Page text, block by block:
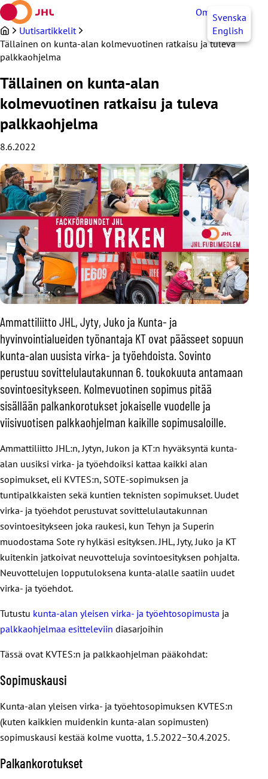
Siirry
sisältöön
OmaJHLSvenska
English
Uutisartikkelit
Tällainen on kunta-alan kolmevuotinen ratkaisu ja tuleva
palkkaohjelma
Tällainen on kunta-alan
kolmevuotinen ratkaisu ja tuleva
palkkaohjelma
8.6.2022
Ammattiliitto JHL, Jyty, Juko ja Kunta- ja
hyvinvointialueiden työnantaja KT ovat päässeet sopuun
kunta-alan uusista virka- ja työehdoista. Sovinto
perustuu sovittelulautakunnan 6. toukokuuta antamaan
sovintoesitykseen. Kolmevuotinen sopimus pitää
sisällään palkankorotukset jokaiselle vuodelle ja
viisivuotisen palkkaohjelman kaikille sopimusaloille.
Ammattiliitto JHL:n, Jytyn, Jukon ja KT:n hyväksyntä kunta-
alan uusiksi virka- ja työehdoiksi kattaa kaikki alan
sopimukset, eli KVTES:n, SOTE-sopimuksen ja
tuntipalkkaisten sekä kuntien teknisten sopimukset. Uudet
virka- ja työehdot perustuvat sovittelulautakunnan
sovintoesitykseen joka raukesi, kun Tehyn ja Superin
muodostama Sote ry hylkäsi esityksen. JHL, Jyty, Juko ja KT
kuitenkin jatkoivat neuvotteluja sovintoesityksen pohjalta.
Neuvottelujen lopputuloksena kunta-alalle saatiin uudet
virka- ja työehdot.
Tutustu kunta-alan yleisen virka- ja työehtosopimusta ja
palkkaohjelmaa esitteleviin diasarjoihin
Tässä ovat KVTES:n ja palkkaohjelman pääkohdat:
Sopimuskausi
Kunta-alan yleisen virka- ja työehtosopimuksen KVTES:n
(kuten kaikkien muidenkin kunta-alan sopimusten)
sopimuskausi kestää kolme vuotta, 1.5.2022−30.4.2025.
Palkankorotukset